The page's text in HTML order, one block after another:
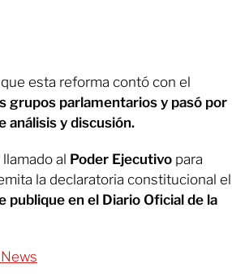
esta reforma contó con el
grupos parlamentarios y pasó por
análisis y discusión.
al Poder Ejecutivo para
la declaratoria constitucional el
publique en el Diario Oficial de la